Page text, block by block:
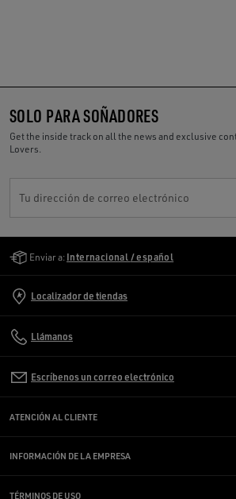
SOLO PARA SOÑADORES
Get the inside track on all the news and exclusive
Lovers.
Tu dirección de correo electrónico
Enviar a: Internacional / español
Localizador de tiendas
Llámanos
Escríbenos un correo electrónico
ATENCIÓN AL CLIENTE
INFORMACIÓN DE LA EMPRESA
TÉRMINOS DE USO